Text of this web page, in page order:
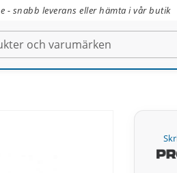
- snabb leverans eller hämta i vår butik